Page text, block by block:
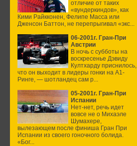
отличие от таких
«вундеркиндов», как
Кими Райкконен, Фелипе Масса или
Дженсон Баттон, не перепрыгивал «экс...
06-2001г. Гран-При
Австрии
В ночь с субботы на
воскресенье Дэвиду
Култхарду приснилось,
что он выходит в лидеры гонки на А1-
Ринге, — шотландец сам р...
05-2001г. Гран-При
Испании
Нет-нет, речь идет
вовсе не о Михаэле
Шумахере,
вылезающем после финиша Гран При
Испании из своего гоночного болида.
«Бог...